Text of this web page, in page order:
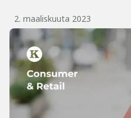
2. maaliskuuta 2023